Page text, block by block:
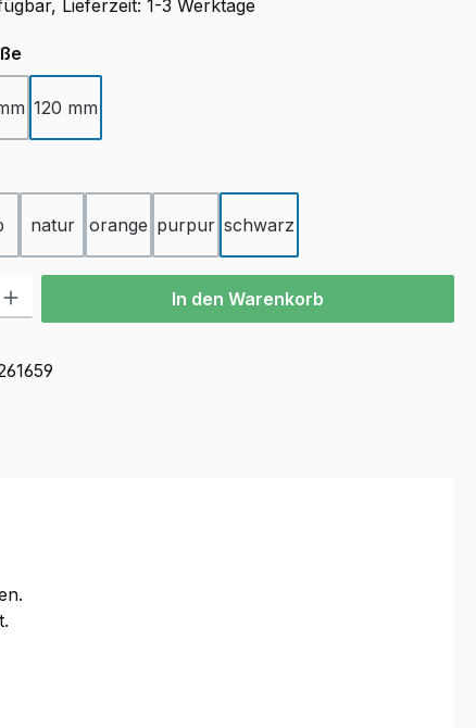
Lieferzeit: 1-3 Werktage
120 mm
natur orange purpur schwarz
Gib den gewünschten Wert ein oder benutze die Schaltflächen
In den Warenkorb